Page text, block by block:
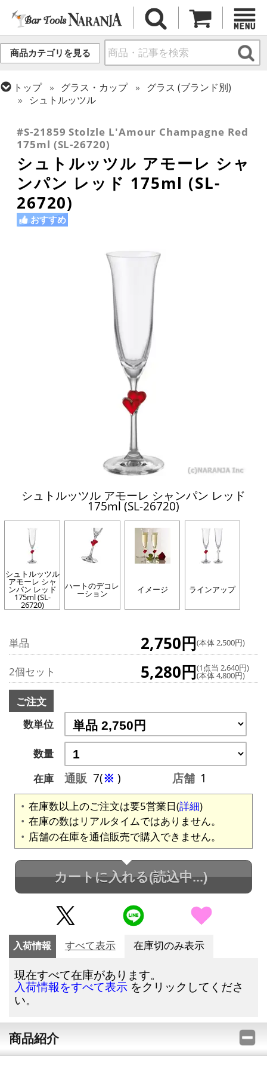
商品カテゴリを見る
トップ グラス・カップ
グラス (ブランド別)
シュトルッツル
シャンパングラス
#S-21859 Stolzle L'Amour Champagne Red
175ml (SL-26720)
シュトルッツル アモーレ シャ
ンパン レッド 175ml (SL-
26720)
おすすめ
シュトルッツル アモーレ シャンパン レッド
175ml (SL-26720)
シュトルッツル
アモーレ シャ
ンパン レッド
175ml (SL-
26720)
ハートのデコレ
ーション イメージ ラインアップ
単品 2,750円(本体 2,500円)
2個セット 5,280円(1点当 2,640円)
(本体 4,800円)
ご注文
数単位
数量
在庫
通販 7(※ ) 店舗 1
在庫数以上のご注文は要5営業日(詳細)
在庫の数はリアルタイムではありません。
店舗の在庫を通信販売で購入できません。
カートに入れる(読込中...)
入荷情報 すべて表示 在庫切のみ表示
現在すべて在庫があります。
入荷情報をすべて表示 をクリックしてくださ
い。
商品紹介